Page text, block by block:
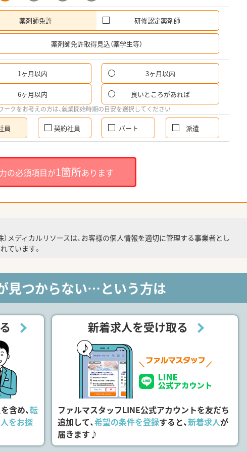
薬剤師免許 研修認定薬剤師
薬剤師免許取得見込（薬学生等）
1ヶ月以内 3ヶ月以内
6ヶ月以内 良いところがあれば
ークをお考えの方は、就業開始時期の目安を選択してください
員 契約社員 パート 派遣
の必須項目が1箇所あります
）メディカルリソースは、お客様の個人情報を適切に管理する事業者とし
ています。
見つからない…という方は
を含め、転
をお探
新着求人を受け取る
ファルマスタッフLINE公式アカウントを友だち
追加して、希望の条件を登録すると、新着求人が
届きます♪